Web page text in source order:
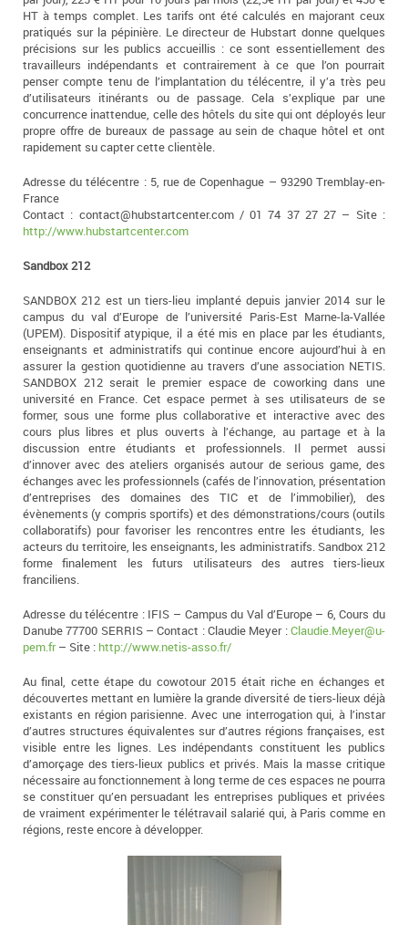
HT à temps complet. Les tarifs ont été calculés en majorant ceux
pratiqués sur la pépinière. Le directeur de Hubstart donne quelques
précisions sur les publics accueillis : ce sont essentiellement des
travailleurs indépendants et contrairement à ce que l’on pourrait
penser compte tenu de l’implantation du télécentre, il y’a très peu
d’utilisateurs itinérants ou de passage. Cela s’explique par une
concurrence inattendue, celle des hôtels du site qui ont déployés leur
propre offre de bureaux de passage au sein de chaque hôtel et ont
rapidement su capter cette clientèle.
Adresse du télécentre : 5, rue de Copenhague – 93290 Tremblay-en-
France
Contact : contact@hubstartcenter.com / 01 74 37 27 27 – Site :
http://www.hubstartcenter.com
Sandbox 212
SANDBOX 212 est un tiers-lieu implanté depuis janvier 2014 sur le
campus du val d’Europe de l’université Paris-Est Marne-la-Vallée
(UPEM). Dispositif atypique, il a été mis en place par les étudiants,
enseignants et administratifs qui continue encore aujourd’hui à en
assurer la gestion quotidienne au travers d’une association NETIS.
SANDBOX 212 serait le premier espace de coworking dans une
université en France. Cet espace permet à ses utilisateurs de se
former, sous une forme plus collaborative et interactive avec des
cours plus libres et plus ouverts à l’échange, au partage et à la
discussion entre étudiants et professionnels. Il permet aussi
d’innover avec des ateliers organisés autour de serious game, des
échanges avec les professionnels (cafés de l’innovation, présentation
d’entreprises des domaines des TIC et de l’immobilier), des
évènements (y compris sportifs) et des démonstrations/cours (outils
collaboratifs) pour favoriser les rencontres entre les étudiants, les
acteurs du territoire, les enseignants, les administratifs. Sandbox 212
forme finalement les futurs utilisateurs des autres tiers-lieux
franciliens.
Adresse du télécentre : IFIS – Campus du Val d’Europe – 6, Cours du
Danube 77700 SERRIS – Contact : Claudie Meyer :Claudie.Meyer@u-
pem.fr– Site : http://www.netis-asso.fr/
Au final, cette étape du cowotour 2015 était riche en échanges et
découvertes mettant en lumière la grande diversité de tiers-lieux déjà
existants en région parisienne. Avec une interrogation qui, à l’instar
d’autres structures équivalentes sur d’autres régions françaises, est
visible entre les lignes. Les indépendants constituent les publics
d’amorçage des tiers-lieux publics et privés. Mais la masse critique
nécessaire au fonctionnement à long terme de ces espaces ne pourra
se constituer qu’en persuadant les entreprises publiques et privées
de vraiment expérimenter le télétravail salarié qui, à Paris comme en
régions, reste encore à développer.